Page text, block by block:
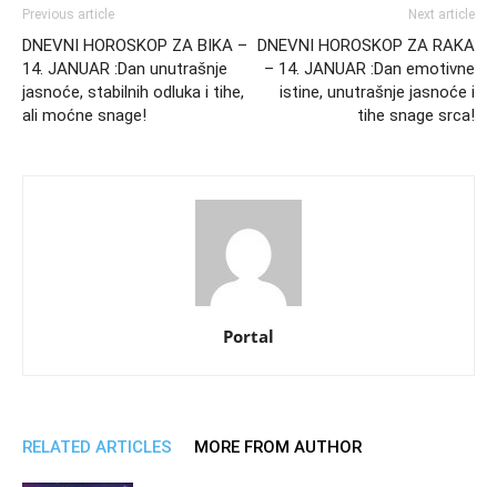
Previous article
DNEVNI HOROSKOP ZA BIKA –
14. JANUAR :Dan unutrašnje
jasnoće, stabilnih odluka i tihe,
ali moćne snage!
Next article
DNEVNI HOROSKOP ZA RAKA
– 14. JANUAR :Dan emotivne
istine, unutrašnje jasnoće i
tihe snage srca!
Portal
RELATED ARTICLES MORE FROM AUTHOR